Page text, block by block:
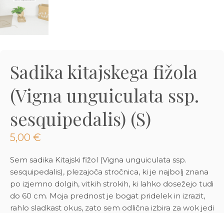
Sadika kitajskega fižola
(Vigna unguiculata ssp.
sesquipedalis) (S)
5,00 €
Sem sadika Kitajski fižol (Vigna unguiculata ssp.
sesquipedalis), plezajoča stročnica, ki je najbolj znana
po izjemno dolgih, vitkih strokih, ki lahko dosežejo tudi
do 60 cm. Moja prednost je bogat pridelek in izrazit,
rahlo sladkast okus, zato sem odlična izbira za wok jedi
€ Preberi prispevek